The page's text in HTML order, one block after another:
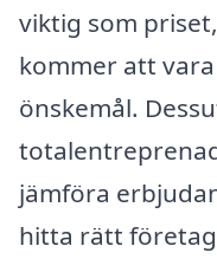
viktig som
kommer att
önskemål.
jämföra
hitta rätt